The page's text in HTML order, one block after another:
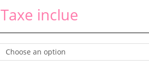
Taxe inclue
Choose an option